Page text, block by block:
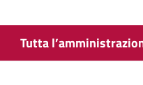
Tutta